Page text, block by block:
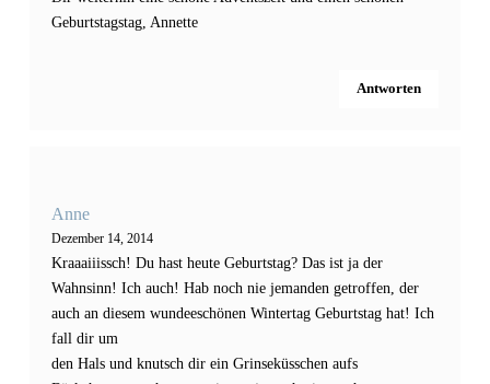
Geburtstagstag, Annette
Antworten
Anne
Dezember 14, 2014
Kraaaiiissch! Du hast heute Geburtstag? Das ist ja der
Wahnsinn! Ich auch! Hab noch nie jemanden getroffen, der
auch an diesem wundeeschönen Wintertag Geburtstag hat! Ich
fall dir um
den Hals und knutsch dir ein Grinseküsschen aufs